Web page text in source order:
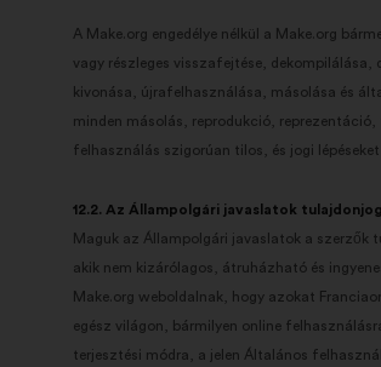
A Make.org engedélye nélkül a Make.org
vagy részleges visszafejtése, dekompilálása,
kivonása, újrafelhasználása, másolása és
minden másolás, reprodukció, reprezentáció,
felhasználás szigorúan tilos, és jogi
12.2. Az Állampolgári javaslatok
Maguk az Állampolgári javaslatok a szerzők
akik nem kizárólagos, átruházható és
Make.org weboldalnak, hogy azokat
egész világon, bármilyen online
terjesztési módra, a jelen Általános